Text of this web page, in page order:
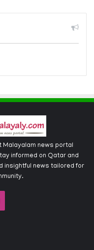
news portal
informed on Qatar and
insightful news tailored for